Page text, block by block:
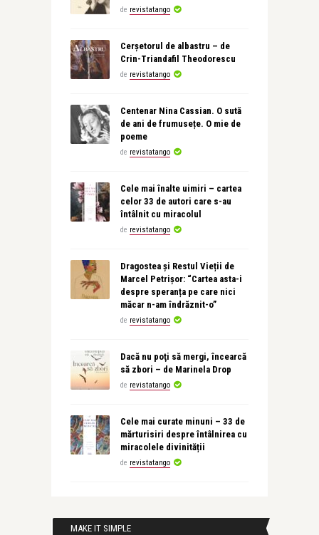
de revistatango
Cerșetorul de albastru – de
Crin-Triandafil Theodorescu
de revistatango
Centenar Nina Cassian. O sută
de ani de frumusețe. O mie de
poeme
de revistatango
Cele mai înalte uimiri – cartea
celor 33 de autori care s-au
întâlnit cu miracolul
de revistatango
Dragostea și Restul Vieții de
Marcel Petrișor: “Cartea asta-i
despre speranța pe care nici
măcar n-am îndrăznit-o”
de revistatango
Dacă nu poţi să mergi, încearcă
să zbori – de Marinela Drop
de revistatango
Cele mai curate minuni – 33 de
mărturisiri despre întâlnirea cu
miracolele divinității
de revistatango
MAKE IT SIMPLE